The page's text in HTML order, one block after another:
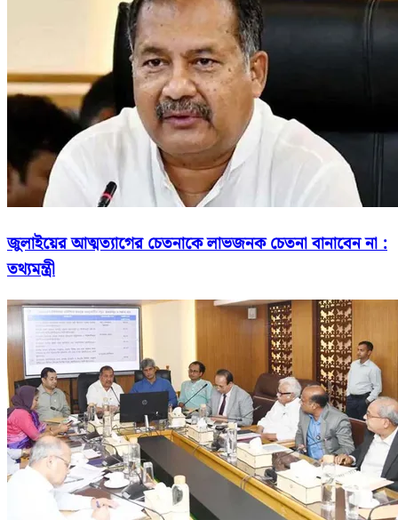
জুলাইয়ের আত্মত্যাগের চেতনাকে লাভজনক চেতনা বানাবেন না :
তথ্যমন্ত্রী